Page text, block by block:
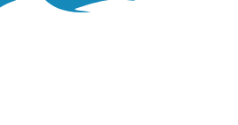
Oglasna ploča